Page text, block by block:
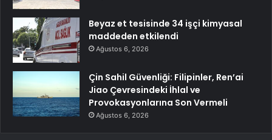
Beyaz et tesisinde 34 işçi kimyasal
maddeden etkilendi
Ağustos 6, 2026
Çin Sahil Güvenliği: Filipinler, Ren’ai
Jiao Çevresindeki İhlal ve
Provokasyonlarına Son Vermeli
Ağustos 6, 2026